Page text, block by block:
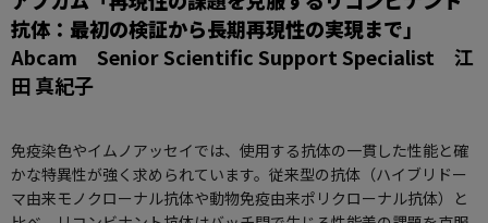
抗体：最初の検証から長期再現性の実現まで」
Abcam Senior Scientific Support Specialist 江
田 真紀子
免疫染色やイムノアッセイでは、使用する抗体の一貫した性能と確
かな特異性が強く求められています。従来型の抗体（ハイブリドー
マ由来モノクローナル抗体や動物免疫由来ポリクローナル抗体）と